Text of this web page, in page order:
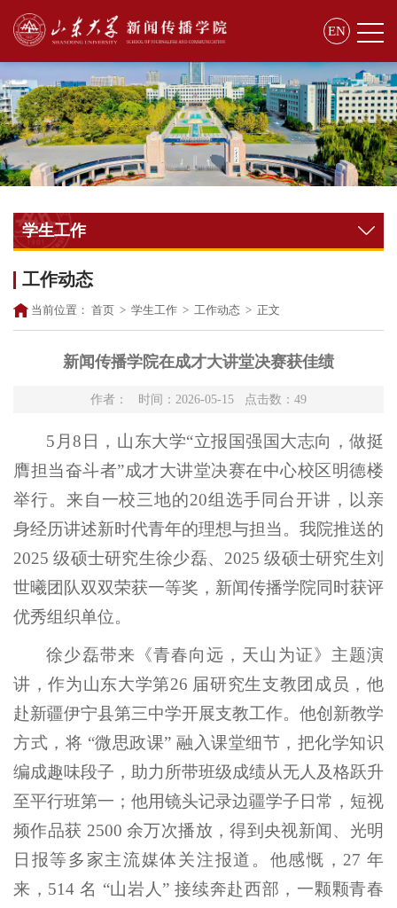
EN
学生工作
工作动态
当前位置： 首页 > 学生工作 > 工作动态 > 正文
新闻传播学院在成才大讲堂决赛获佳绩
作者： 时间：2026-05-15 点击数： 49
5月8日，山东大学“立报国强国大志向，做挺
膺担当奋斗者”成才大讲堂决赛在中心校区明德楼
举行。来自一校三地的20组选手同台开讲，以亲
身经历讲述新时代青年的理想与担当。我院推送的
2025 级硕士研究生徐少磊、2025 级硕士研究生刘
世曦团队双双荣获一等奖，新闻传播学院同时获评
优秀组织单位。
徐少磊带来《青春向远，天山为证》主题演
讲，作为山东大学第26 届研究生支教团成员，他
赴新疆伊宁县第三中学开展支教工作。他创新教学
方式，将 “微思政课” 融入课堂细节，把化学知识
编成趣味段子，助力所带班级成绩从无人及格跃升
至平行班第一；他用镜头记录边疆学子日常，短视
频作品获 2500 余万次播放，得到央视新闻、光明
日报等多家主流媒体关注报道。他感慨，27 年
来，514 名 “山岩人” 接续奔赴西部，一颗颗青春